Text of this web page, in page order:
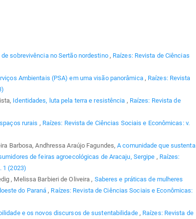
sobrevivência no Sertão nordestino , Raízes: Revista de Ciências
Ambientais (PSA) em uma visão panorâmica , Raízes: Revista
Identidades, luta pela terra e resistência , Raízes: Revista de
rurais , Raízes: Revista de Ciências Sociais e Econômicas: v.
Barbosa, Andhressa Araújo Fagundes,A comunidade que sustenta
de feiras agroecológicas de Aracaju, Sergipe , Raízes:
1 (2023)
, Melissa Barbieri de Oliveira , Saberes e práticas de mulheres
do Paraná, Raízes: Revista de Ciências Sociais e Econômicas:
e os novos discursos de sustentabilidade, Raízes: Revista de